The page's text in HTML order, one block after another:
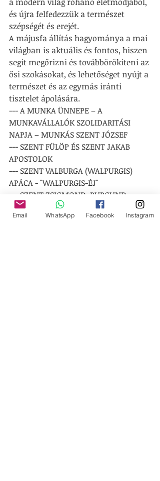
és újra felfedezzük a természet
szépségét és erejét.
A májusfa állítás hagyománya a mai
világban is aktuális és fontos, hiszen
segít megőrizni és továbbörökíteni az
ősi szokásokat, és lehetőséget nyújt a
természet és az egymás iránti
tisztelet ápolására.
--- A MUNKA ÜNNEPE – A
MUNKAVÁLLALÓK SZOLIDARITÁSI
NAPJA – MUNKÁS SZENT JÓZSEF
--- SZENT FÜLÖP ÉS SZENT JAKAB
APOSTOLOK
--- SZENT VALBURGA (WALPURGIS)
APÁCA - "WALPURGIS-ÉJ"
SZENT ZSIGMOND, BURGUND
KIRÁLY
--- ZRÍNYI MIKLÓS SZÜLETÉSNAPJA –
Email WhatsApp Facebook Instagram